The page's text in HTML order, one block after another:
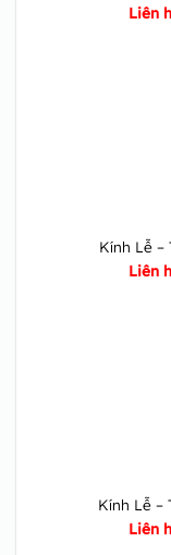
Liên
Kính Lễ –
Liên
Kính Lễ –
Liên